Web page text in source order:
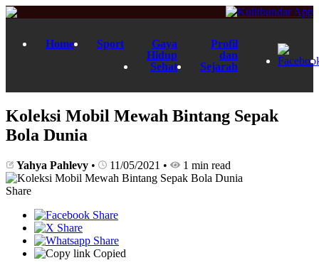
Home Sport
Gaya
Hidup
Sehat
Profil
dan
Sejarah
Koleksi Mobil Mewah Bintang Sepak
Bola Dunia
Yahya Pahlevy • 11/05/2021 • 1 min read
Share
Copied